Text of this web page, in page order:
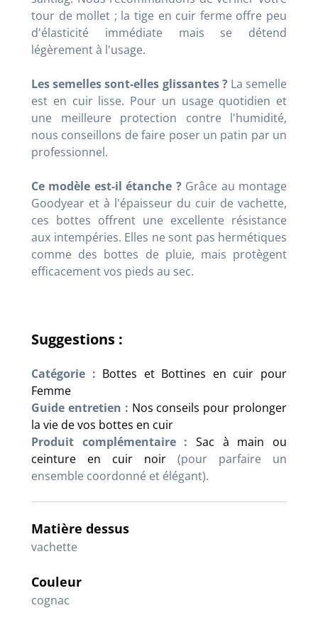
tour de mollet ; la tige en cuir ferme offre peu
d'élasticité immédiate mais se détend
légèrement à l'usage.
Les semelles sont-elles glissantes ?La semelle
est en cuir lisse. Pour un usage quotidien et
une meilleure protection contre l'humidité,
nous conseillons de faire poser un patin par un
professionnel.
Ce modèle est-il étanche ?Grâce au montage
Goodyear et à l'épaisseur du cuir de vachette,
ces bottes offrent une excellente résistance
aux intempéries. Elles ne sont pas hermétiques
comme des bottes de pluie, mais protègent
efficacement vos pieds au sec.
Suggestions :
Catégorie : Bottes et Bottines en cuir pour
Femme
Guide entretien : Nos conseils pour prolonger
la vie de vos bottes en cuir
Produit complémentaire : Sac à main ou
ceinture en cuir noir (pour parfaire un
ensemble coordonné et élégant).
Matière dessus
vachette
Couleur
cognac